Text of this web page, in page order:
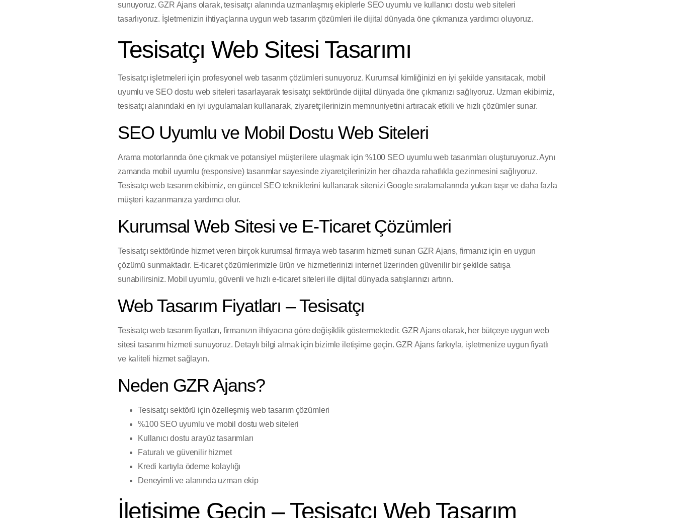
sunuyoruz. GZR Ajans olarak, tesisatçı alanında uzmanlaşmış ekiplerle SEO uyumlu ve kullanıcı dostu web siteleri
tasarlıyoruz. İşletmenizin ihtiyaçlarına uygun web tasarım çözümleri ile dijital dünyada öne çıkmanıza yardımcı oluyoruz.
Tesisatçı Web Sitesi Tasarımı
Tesisatçı işletmeleri için profesyonel web tasarım çözümleri sunuyoruz. Kurumsal kimliğinizi en iyi şekilde yansıtacak, mobil
uyumlu ve SEO dostu web siteleri tasarlayarak tesisatçı sektöründe dijital dünyada öne çıkmanızı sağlıyoruz. Uzman ekibimiz,
tesisatçı alanındaki en iyi uygulamaları kullanarak, ziyaretçilerinizin memnuniyetini artıracak etkili ve hızlı çözümler sunar.
SEO Uyumlu ve Mobil Dostu Web Siteleri
Arama motorlarında öne çıkmak ve potansiyel müşterilere ulaşmak için %100 SEO uyumlu web tasarımları oluşturuyoruz. Aynı
zamanda mobil uyumlu (responsive) tasarımlar sayesinde ziyaretçilerinizin her cihazda rahatlıkla gezinmesini sağlıyoruz.
Tesisatçı web tasarım ekibimiz, en güncel SEO tekniklerini kullanarak sitenizi Google sıralamalarında yukarı taşır ve daha fazla
müşteri kazanmanıza yardımcı olur.
Kurumsal Web Sitesi ve E-Ticaret Çözümleri
Tesisatçı sektöründe hizmet veren birçok kurumsal firmaya web tasarım hizmeti sunan GZR Ajans, firmanız için en uygun
çözümü sunmaktadır. E-ticaret çözümlerimizle ürün ve hizmetlerinizi internet üzerinden güvenilir bir şekilde satışa
sunabilirsiniz. Mobil uyumlu, güvenli ve hızlı e-ticaret siteleri ile dijital dünyada satışlarınızı artırın.
Web Tasarım Fiyatları – Tesisatçı
Tesisatçı web tasarım fiyatları, firmanızın ihtiyacına göre değişiklik göstermektedir. GZR Ajans olarak, her bütçeye uygun web
sitesi tasarımı hizmeti sunuyoruz. Detaylı bilgi almak için bizimle iletişime geçin. GZR Ajans farkıyla, işletmenize uygun fiyatlı
ve kaliteli hizmet sağlayın.
Neden GZR Ajans?
Tesisatçı sektörü için özelleşmiş web tasarım çözümleri
%100 SEO uyumlu ve mobil dostu web siteleri
Kullanıcı dostu arayüz tasarımları
Faturalı ve güvenilir hizmet
Kredi kartıyla ödeme kolaylığı
Deneyimli ve alanında uzman ekip
İletişime Geçin – Tesisatçı Web Tasarım